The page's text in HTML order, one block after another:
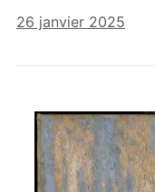
26 janvier 2025